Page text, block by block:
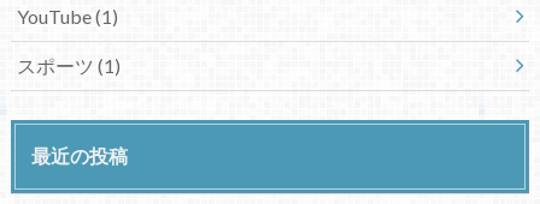
YouTube(1)
スポーツ (1)
最近の投稿